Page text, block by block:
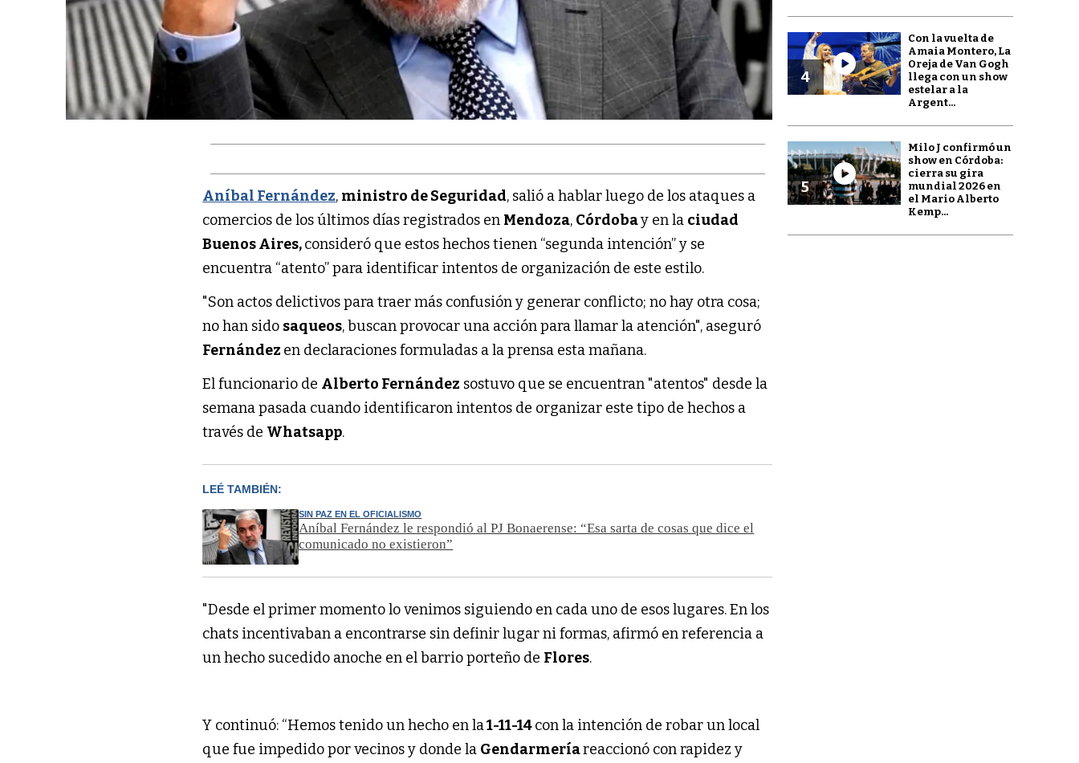
Aníbal Fernández, ministro de Seguridad, salió a hablar luego de los ataques a
comercios de los últimos días registrados en Mendoza, Córdobay en la ciudad
Buenos Aires,consideró que estos hechos tienen “segunda intención” y se
encuentra “atento” para identificar intentos de organización de este estilo.
"Son actos delictivos para traer más confusión y generar conflicto; no hay otra cosa;
no han sido saqueos, buscan provocar una acción para llamar la atención", aseguró
Fernández en declaraciones formuladas a la prensa esta mañana.
El funcionario de Alberto Fernández sostuvo que se encuentran "atentos" desde la
semana pasada cuando identificaron intentos de organizar este tipo de hechos a
través de Whatsapp.
LEÉ TAMBIÉN:
SIN PAZ EN EL OFICIALISMO
Aníbal Fernández le respondió al PJ Bonaerense: “Esa sarta de cosas que dice el
comunicado no existieron”
"Desde el primer momento lo venimos siguiendo en cada uno de esos lugares. En los
chats incentivaban a encontrarse sin definir lugar ni formas, afirmó en referencia a
un hecho sucedido anoche en el barrio porteño de Flores.
Y continuó: “Hemos tenido un hecho en la1-11-14con la intención de robar un local
que fue impedido por vecinos y donde la Gendarmeríareaccionó con rapidez y
4
Con la vuelta de
Amaia Montero, La
Oreja de Van Gogh
llega con un show
estelar a la
Argent...
5
Milo J confirmó un
show en Córdoba:
cierra su gira
mundial 2026 en
el Mario Alberto
Kemp...